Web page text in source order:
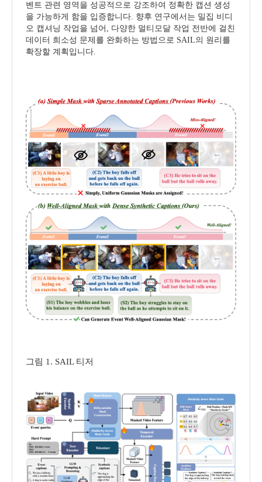
벤트 관련 영역을 성공적으로 강조하여 정확한 캡션 생성
을 가능하게 함을 입증합니다. 향후 연구에서는 밀집 비디
오 캡셔닝 작업을 넘어 , 다양한 멀티모달 작업 전반에 걸친
데이터 희소성 문제를 완화하는 방법으로 SAIL의 원리를
확장할 계획입니다.
그림 1. SAIL 티저